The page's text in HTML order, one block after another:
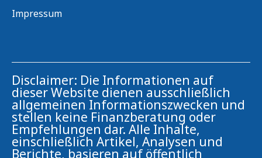
Impressum
Disclaimer: Die Informationen auf
dieser Website dienen ausschließlich
allgemeinen Informationszwecken und
stellen keine Finanzberatung oder
Empfehlungen dar. Alle Inhalte,
einschließlich Artikel, Analysen und
Berichte, basieren auf öffentlich